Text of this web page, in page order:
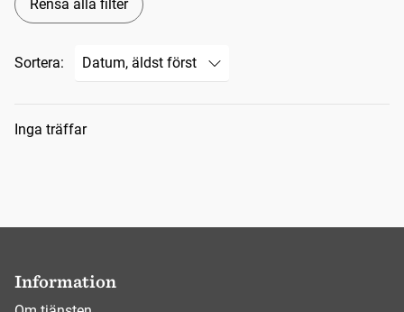
Rensa alla filter
Sortera:
Sökresultat
Inga träffar
Information